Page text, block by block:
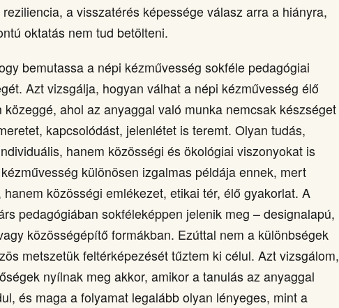
a visszatérés képessége válasz arra a hiányra,
oktatás nem tud betölteni.
bemutassa a népi kézművesség sokféle pedagógiai
Azt vizsgálja, hogyan válhat a népi kézművesség élő
ahol az anyaggal való munka nemcsak készséget
kapcsolódást, jelenlétet is teremt. Olyan tudás,
hanem közösségi és ökológiai viszonyokat is
különösen izgalmas példája ennek, mert
közösségi emlékezet, etikai tér, élő gyakorlat. A
pedagógiában sokféleképpen jelenik meg – designalapú,
közösségépítő formákban. Ezúttal nem a különbségek
metszetük feltérképezését tűztem ki célul. Azt vizsgálom,
nyílnak meg akkor, amikor a tanulás az anyaggal
és maga a folyamat legalább olyan lényeges, mint a